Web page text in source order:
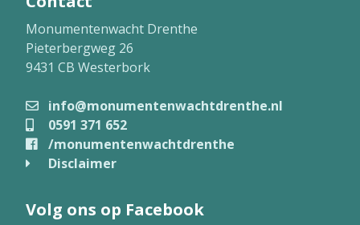
Monumentenwacht Drenthe
Pieterbergweg 26
9431 CB Westerbork
info@monumentenwachtdrenthe.nl
0591 371 652
/monumentenwachtdrenthe
Disclaimer
Volg ons op Facebook